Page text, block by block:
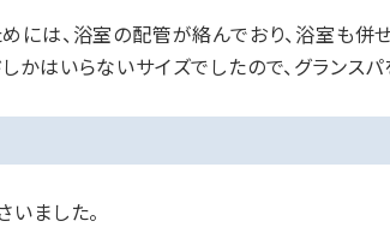
は、浴室の配管が絡んでおり、浴室も併せ
かはいらないサイズでしたので、グランス
ました。